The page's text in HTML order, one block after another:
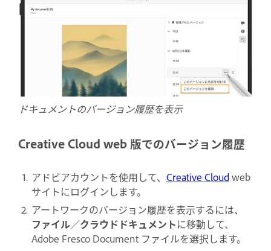
ドキュメントのバージョン履歴を表示
Creative Cloud web 版でのバージョン履歴
アドビアカウントを使用して、 Creative Cloud web
サイトにログインします。
アートワークのバージョン履歴を表示するには、
ファイル／クラウドドキュメントに移動して、
Adobe Fresco Document ファイルを選択します。